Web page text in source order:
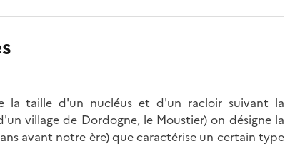
la taille d'un nucléus et d'un racloir suivant la
village de Dordogne, le Moustier) on désigne la
avant notre ère) que caractérise un certain type